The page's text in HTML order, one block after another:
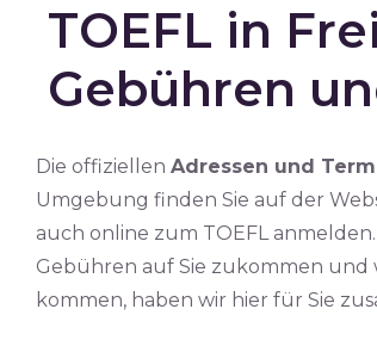
TOEFL in
Gebühren
Die offiziellen Adressen und
Umgebung finden Sie auf der
auch online zum TOEFL
Gebühren auf Sie zukommen und
kommen, haben wir hier für Sie